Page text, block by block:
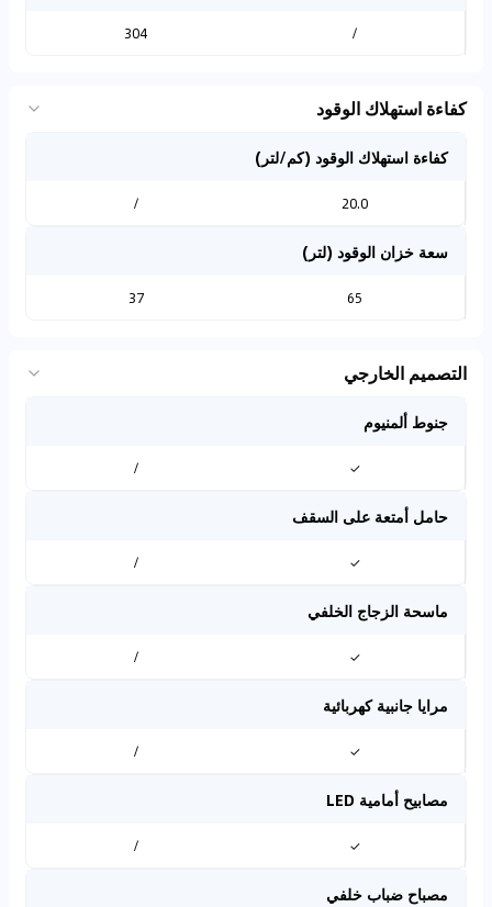
/
304
كفاءة استهلاك الوقود
كفاءة استهلاك الوقود (كم/لتر)
20.0
/
سعة خزان الوقود (لتر)
65
37
التصميم الخارجي
جنوط ألمنيوم
✓
/
حامل أمتعة على السقف
✓
/
ماسحة الزجاج الخلفي
✓
/
مرايا جانبية كهربائية
✓
/
مصابيح أمامية LED
✓
/
مصباح ضباب خلفي